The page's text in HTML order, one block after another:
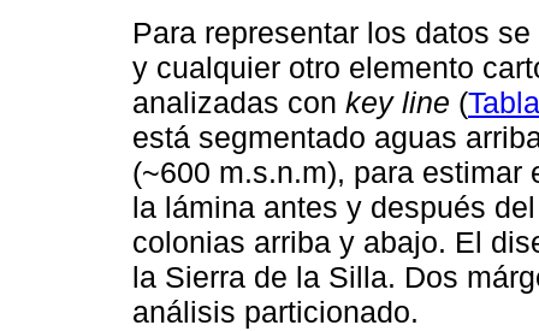
Para representar los datos
y cualquier otro elemento
analizadas con key line (
está segmentado aguas
(~600 m.s.n.m), para
la lámina antes y después
colonias arriba y abajo. El
la Sierra de la Silla. Dos
análisis particionado.